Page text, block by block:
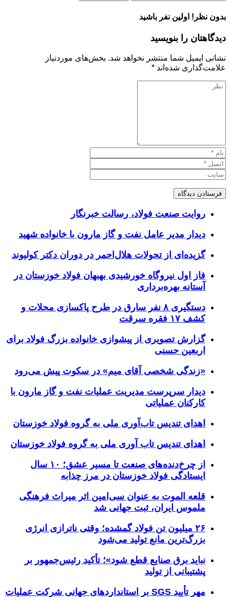
بدون نظر! اولین نفر باشید
دیدگاهتان را بنویسید
نشانی ایمیل شما منتشر نخواهد شد. بخش‌های موردنیاز
علامت‌گذاری شده‌اند *
روایت صنعت فولاد،‌ رسالت خبرنگار
دیدار مدیر عامل نفت و گاز مارون با خانواده شهید
گزیده‌ای از تحولات هلال‌احمر در دوران دکتر کولیوند
فاز اول نیروگاه خورشیدی بهبهان فولاد خوزستان در
آستانه بهره‌برداری
دستگیری ۸ نفر سارق در طرح پاکسازی محلات و
کشف ۱۷ فقره سرقت
گزارش تصویری از پیشوازی خانواده بزرگ فولاد برای
اربعین حسنی
«زندگی شخصی آقای میم» در سکوت پیش می‌رود
دیدار سرپرست مدیریت عملیات نفت و گاز مارون با
کارکنان عملیاتی
اهدای تندیس تاب‌آوری ملی به گروه فولاد خوزستان
اهدای تندیس تاب آوری ملی به گروه فولاد خوزستان
از چرخ‌دنده‌های صنعت تا مسیر عشق؛ ۱۰ سال
ایستادگی فولاد خوزستان در مرز چذابه
قلعه الموت به عنوان سی‌امین اثر میراث‌ فرهنگی
ملموس ایران، ثبت جهانی شد
۲۶ میلیون تن فولاد گمشده؛ وقتی ناترازی انرژی
بزرگ‌ترین مانع تولید می‌شود
نباید برق صنایع قطع شود»؛ تأکید رئیس‌جمهور بر
پشتیبانی از تولید
مهر تأیید SGS بر استانداردهای جهانیِ شرکت عملیات